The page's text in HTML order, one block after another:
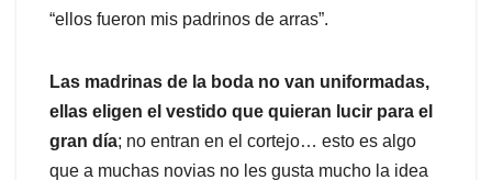
“ellos fueron mis padrinos de arras”.
Las madrinas de la boda no van uniformadas,
ellas eligen el vestido que quieran lucir para el
gran día; no entran en el cortejo… esto es algo
que a muchas novias no les gusta mucho la idea